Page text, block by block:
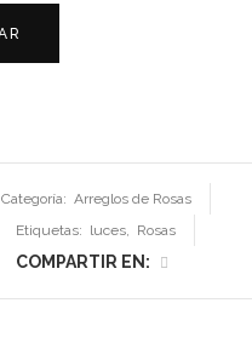
Categoría: Arreglos de Rosas
Etiquetas: luces, Rosas
COMPARTIR EN: